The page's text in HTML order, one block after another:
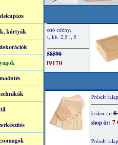
kártyák
Préselt
kisker ár:8
shop ár: 7
Préselt